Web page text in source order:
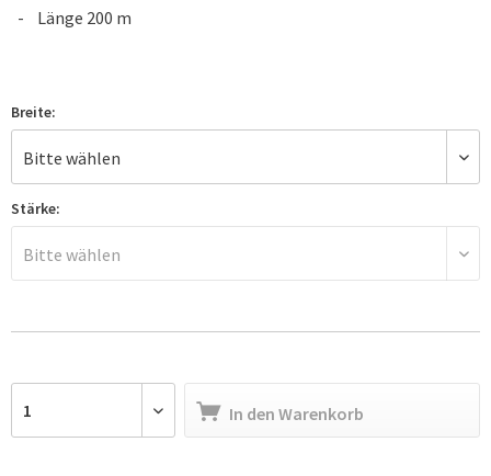
Länge 200 m
Breite:
Stärke:
In den Warenkorb